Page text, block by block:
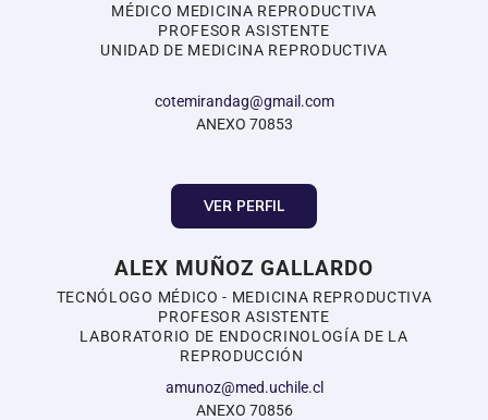
MÉDICO MEDICINA REPRODUCTIVA
PROFESOR ASISTENTE
UNIDAD DE MEDICINA REPRODUCTIVA
cotemirandag@gmail.com
ANEXO 70853
VER PERFIL
ALEX MUÑOZ GALLARDO
TECNÓLOGO MÉDICO - MEDICINA REPRODUCTIVA
PROFESOR ASISTENTE
LABORATORIO DE ENDOCRINOLOGÍA DE LA
REPRODUCCIÓN
amunoz@med.uchile.cl
ANEXO 70856